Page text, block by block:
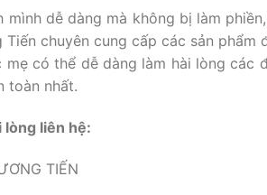
dễ dàng mà không bị làm
chuyên cung cấp các sản phẩm
có thể dễ dàng làm hài lòng các
toàn nhất.
lòng liên hệ:
TIẾN